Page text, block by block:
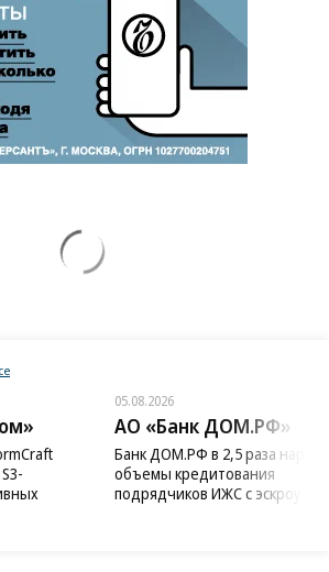
05.08.2026
АО «Банк ДОМ.РФ»
Банк ДОМ.РФ в 2,5 раза
объемы кредитования
подрядчиков ИЖС с эскроу